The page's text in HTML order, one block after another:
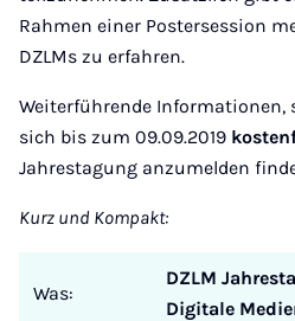
Rahmen einer Postersession
DZLMs zu erfahren.
Weiterführende Informationen,
sich bis zum 09.09.2019
Jahrestagung anzumelden
Kurz und Kompakt:
Was:
DZLM
Digitale